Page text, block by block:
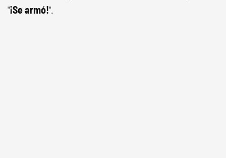
"¡Se armó!".